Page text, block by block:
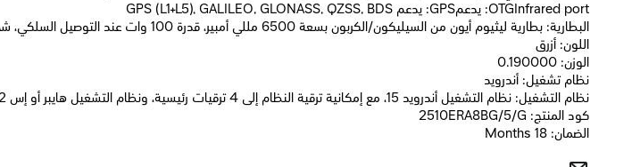
OTGInfrared port: يدعمGPS: يدعم GPS (L1+L5), GALILEO, GLONASS, QZSS, BDS
البطارية: بطارية ليثيوم أيون من السيليكون/الكربون بسعة 6500 مللي أمبير، قدرة 100 وات عند التوصيل السلكي، شحن كامل في 40 دقيقة، وقدرة 22.5 وات عند التوصيل العكسي.
اللون: أزرق
الوزن: 0.190000
نظام تشغيل: أندرويد
نظام التشغيل: نظام التشغيل أندرويد 15، مع إمكانية ترقية النظام إلى 4 ترقيات رئيسية، ونظام التشغيل هايبر أو إس 2
كود المنتج: 2510ERA8BG/5/G
الضمان: 18 Months